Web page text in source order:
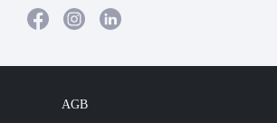
AGB